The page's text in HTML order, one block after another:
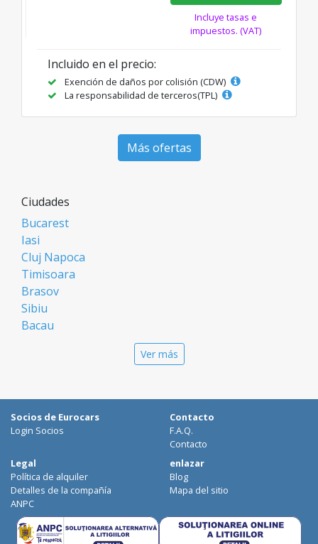
Incluye tasas e
impuestos. (VAT)
Incluido en el precio:
Exención de daños por colisión (CDW)
La responsabilidad de terceros(TPL)
Más ofertas
Ciudades
Bucarest
Iasi
Cluj Napoca
Timisoara
Brasov
Sibiu
Bacau
Galati
Suceava
Focsani
Targoviste
Ploiesti
Craiova
Botosani
Ver más
Socios de Eurocars
Login Socios
Contacto
F.A.Q.
Contacto
Legal
Política de alquiler
Detalles de la compañía
ANPC
enlazar
Blog
Mapa del sitio